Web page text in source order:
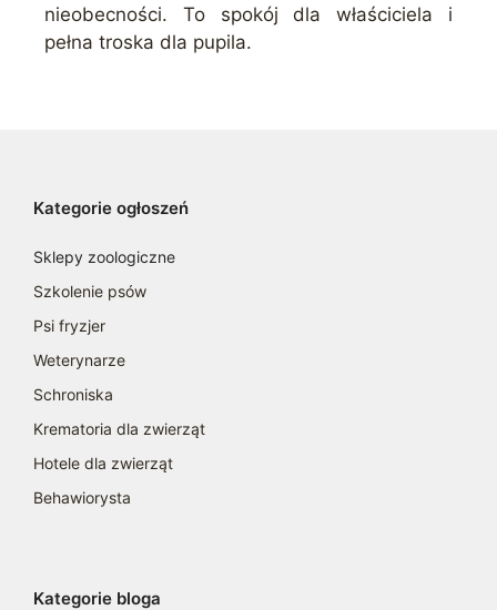
nieobecności. To spokój dla właściciela i
pełna troska dla pupila.
Kategorie ogłoszeń
Sklepy zoologiczne
Szkolenie psów
Psi fryzjer
Weterynarze
Schroniska
Krematoria dla zwierząt
Hotele dla zwierząt
Behawiorysta
Kategorie bloga